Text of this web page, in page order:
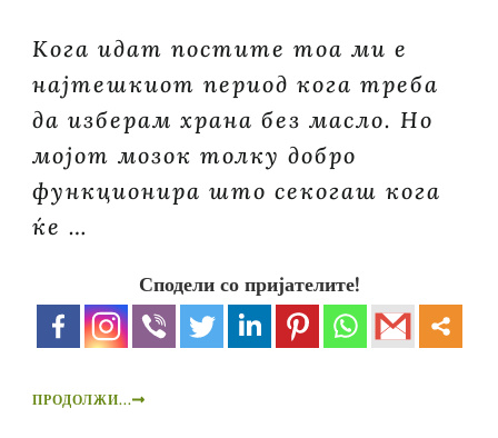
Кога идат постите тоа ми е
најтешкиот период кога треба
да изберам храна без масло. Но
мојот мозок толку добро
функционира што секогаш кога
ќе …
Сподели со пријателите!
ПРОДОЛЖИ...